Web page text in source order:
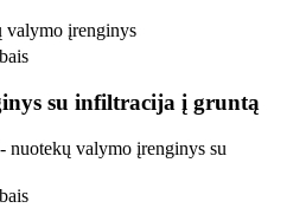
su infiltracija į gruntą